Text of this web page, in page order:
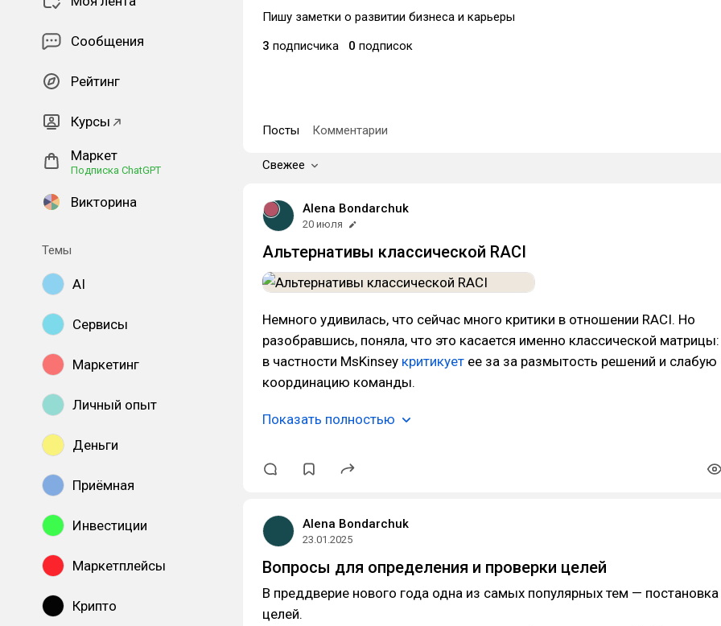
Сообщения
Рейтинг
Курсы
Маркет
Подписка ChatGPT
Викторина
Темы
AI
Сервисы
Маркетинг
Личный опыт
Деньги
Приёмная
Инвестиции
Маркетплейсы
Крипто
Пишу заметки о развитии бизнеса и карьеры
3 подписчика 0 подписок
Посты Комментарии
Свежее
Alena Bondarchuk
20 июля
Альтернативы классической RACI
Немного удивилась, что сейчас много критики в отношении RACI. Но
разобравшись, поняла, что это касается именно классической матрицы:
в частности MsKinsey критикует ее за за размытость решений и слабую
координацию команды.
Показать полностью
Alena Bondarchuk
23.01.2025
Вопросы для определения и проверки целей
В преддверие нового года одна из самых популярных тем — постановка
целей.